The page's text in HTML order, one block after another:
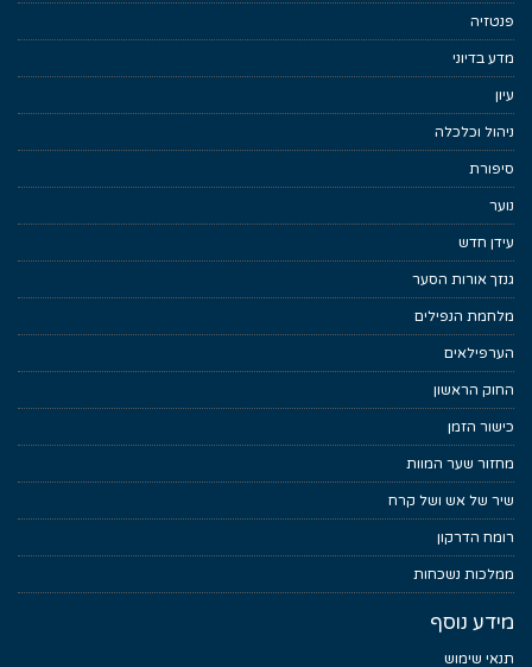
פנטזיה
מדע בדיוני
עיון
ניהול וכלכלה
סיפורת
נוער
עידן חדש
גנזך אורות הסער
מלחמת הנפילים
הערפילאים
החוק הראשון
כישור הזמן
מחזור שער המוות
שיר של אש ושל קרח
רומח הדרקון
ממלכות נשכחות
מידע נוסף
תנאי שימוש